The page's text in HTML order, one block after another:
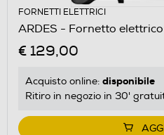
FORNETTI ELETTRICI
ARDES - Fornetto
€ 129,00
Acquisto online: disponibile
Ritiro in negozio in 30'